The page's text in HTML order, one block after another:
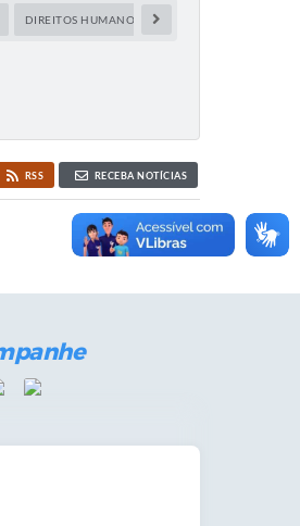
DIREITOS HUMANOS
RSS RECEBA NOTÍCIAS